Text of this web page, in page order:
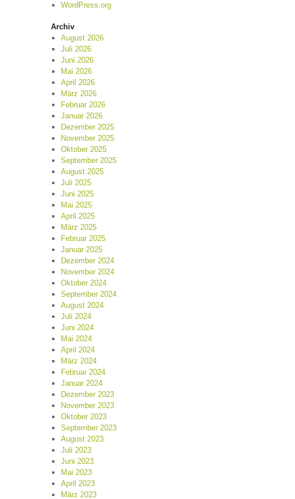
WordPress.org
Archiv
August 2026
Juli 2026
Juni 2026
Mai 2026
April 2026
März 2026
Februar 2026
Januar 2026
Dezember 2025
November 2025
Oktober 2025
September 2025
August 2025
Juli 2025
Juni 2025
Mai 2025
April 2025
März 2025
Februar 2025
Januar 2025
Dezember 2024
November 2024
Oktober 2024
September 2024
August 2024
Juli 2024
Juni 2024
Mai 2024
April 2024
März 2024
Februar 2024
Januar 2024
Dezember 2023
November 2023
Oktober 2023
September 2023
August 2023
Juli 2023
Juni 2023
Mai 2023
April 2023
März 2023